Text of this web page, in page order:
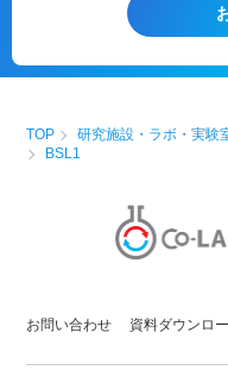
TOP 研究施設・ラボ・実験
BSL1
お問い合わせ 資料ダウンロ